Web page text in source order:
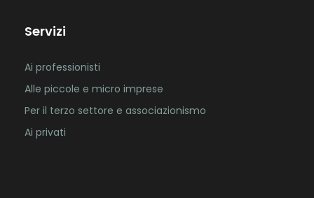
Servizi
Ai professionisti
Alle piccole e micro imprese
Per il terzo settore e associazionismo
Ai privati